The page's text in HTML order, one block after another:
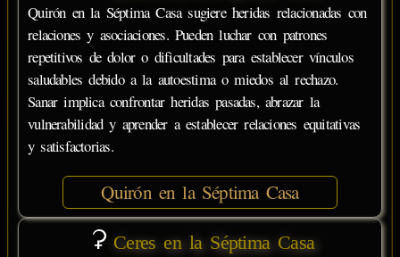
Quirón en la Séptima Casa sugiere heridas relacionadas con
relaciones y asociaciones. Pueden luchar con patrones
repetitivos de dolor o dificultades para establecer vínculos
saludables debido a la autoestima o miedos al rechazo.
Sanar implica confrontar heridas pasadas, abrazar la
vulnerabilidad y aprender a establecer relaciones equitativas
y satisfactorias.
Quirón en la Séptima Casa
Ceres en la Séptima Casa